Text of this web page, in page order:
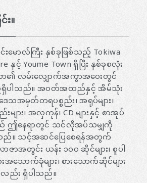
။
းမောလ်ကြီး နှစ်ခုဖြစ်သည့် Tokiwa
နှင့် Youme Town ရှိပြီး နှစ်ခုစလုံး
၏ လမ်းလျှောက်အကွာအဝေးတွင်
ပါသည်။ အဝတ်အထည်နှင့် အိမ်သုံး
ေသအမှတ်တရပစ္စည်း၊ အရုပ်များ၊
ျား၊ အလှကုန်၊ CD များနှင့် စာအုပ်
ဤနေရာတွင် သင်လိုအပ်သမျှကို
ည်။ သင့်အဆင်ပြေစေရန်အတွက်
ာအတွင်း ယန်း ၁၀၀ ဆိုင်များ၊ စူပါ
အသောက်ခုံများ၊ စားသောက်ဆိုင်များ
လည်း ရှိပါသည်။